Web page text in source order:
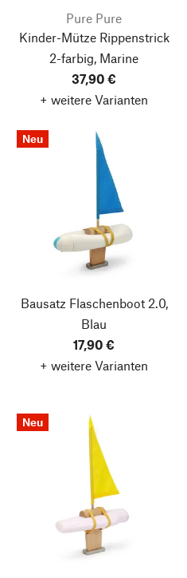
Pure Pure
Kinder-Mütze Rippenstrick
2-farbig, Marine
37,90 €
+ weitere Varianten
Neu
Bausatz Flaschenboot 2.0,
Blau
17,90 €
+ weitere Varianten
Neu